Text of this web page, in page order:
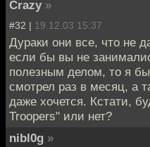
Crazy »
#32 | 19.12.03 15:37
Дураки они все, что не
если бы вы не
полезным делом, то я
смотрел раз в месяц, а
даже хочется. Кстати,
Troopers" или нет?
nibl0g »